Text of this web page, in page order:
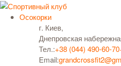
Осокорки
г. Киев,
Днепровская
Тел.:+38 (044) 490-60-70
Email: